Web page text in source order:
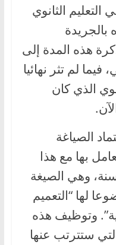
وفي التعليم الثانوي
بالجريدة
هذه المدة إلى
فيما لم تثر نهائيا
الذي كان
الصياغة
بها مع هذا
منذ بدايته قبل 20 سنة، وهي الصيغة
لها “التعميم
وتوظيف هذه
ستترتب عنها